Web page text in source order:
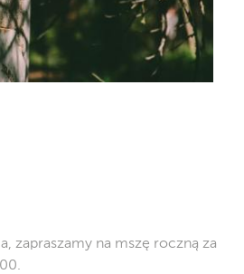
zapraszamy na mszę roczną za